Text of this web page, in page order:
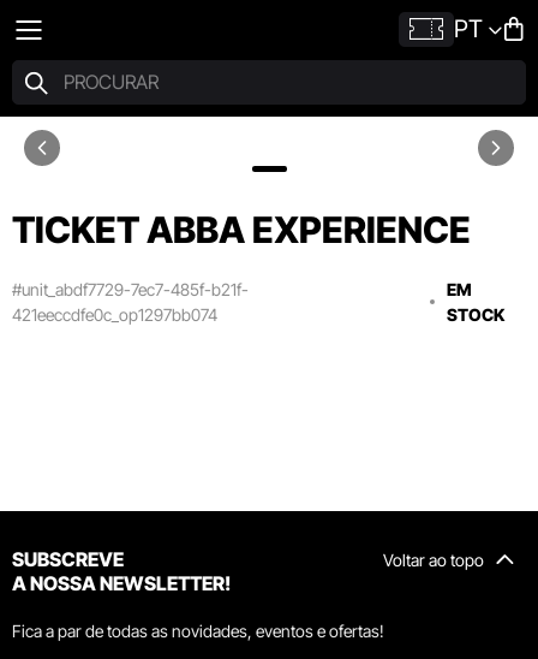
PT
TICKET ABBA EXPERIENCE
#unit_abdf7729-7ec7-485f-b21f-
421eeccdfe0c_op1297bb074
EM
STOCK
Voltar ao topo
SUBSCREVE
A NOSSA NEWSLETTER!
Fica a par de todas as novidades, eventos e ofertas!